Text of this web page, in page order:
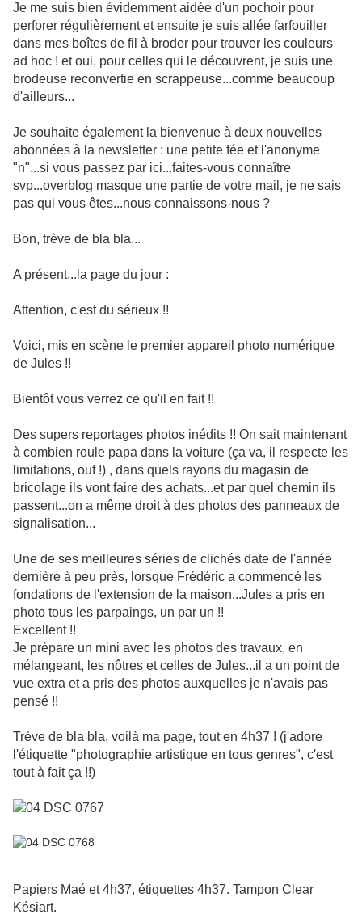
Je me suis bien évidemment aidée d'un pochoir pour
perforer régulièrement et ensuite je suis allée farfouiller
dans mes boîtes de fil à broder pour trouver les couleurs
ad hoc ! et oui, pour celles qui le découvrent, je suis une
brodeuse reconvertie en scrappeuse...comme beaucoup
d'ailleurs...
Je souhaite également la bienvenue à deux nouvelles
abonnées à la newsletter : une petite fée et l'anonyme
"n"...si vous passez par ici...faites-vous connaître
svp...overblog masque une partie de votre mail, je ne sais
pas qui vous êtes...nous connaissons-nous ?
Bon, trève de bla bla...
A présent...la page du jour :
Attention, c'est du sérieux !!
Voici, mis en scène le premier appareil photo numérique
de Jules !!
Bientôt vous verrez ce qu'il en fait !!
Des supers reportages photos inédits !! On sait maintenant
à combien roule papa dans la voiture (ça va, il respecte les
limitations, ouf !) , dans quels rayons du magasin de
bricolage ils vont faire des achats...et par quel chemin ils
passent...on a même droit à des photos des panneaux de
signalisation...
Une de ses meilleures séries de clichés date de l'année
dernière à peu près, lorsque Frédéric a commencé les
fondations de l'extension de la maison...Jules a pris en
photo tous les parpaings, un par un !!
Excellent !!
Je prépare un mini avec les photos des travaux, en
mélangeant, les nôtres et celles de Jules...il a un point de
vue extra et a pris des photos auxquelles je n'avais pas
pensé !!
Trève de bla bla, voilà ma page, tout en 4h37 ! (j'adore
l'étiquette "photographie artistique en tous genres", c'est
tout à fait ça !!)
Papiers Maé et 4h37, étiquettes 4h37. Tampon Clear
Késiart.